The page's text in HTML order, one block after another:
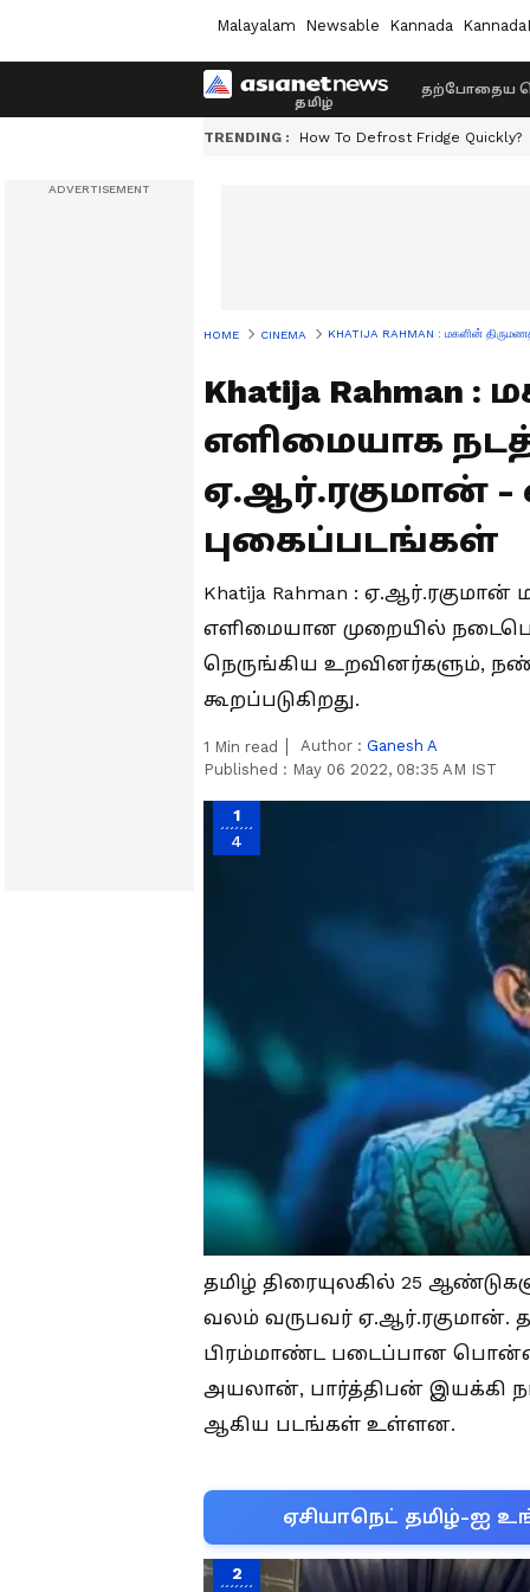
Malayalam Newsable Kannada
தற்போதைய
TRENDING : How To Defrost Fridge Quickly?
HOME CINEMA KHATIJA RAHMAN : மகளின்
Khatija
எளிமையாக
ஏ.ஆர்.ரகுமான்
புகைப்படங்கள்
Khatija Rahman :
எளிமையான முறையில்
நெருங்கிய உறவினர்களும்,
கூறப்படுகிறது.
1 Min read Author : Ganesh A
Published : May 06 2022, 08:35 AM IST
1
4
தமிழ் திரையுலகில் 25
வலம் வருபவர்
பிரம்மாண்ட படைப்பான
அயலான், பார்த்திபன் இயக்கி
ஆகிய படங்கள் உள்ளன.
ஏசியாநெட் தமிழ்-ஐ
2